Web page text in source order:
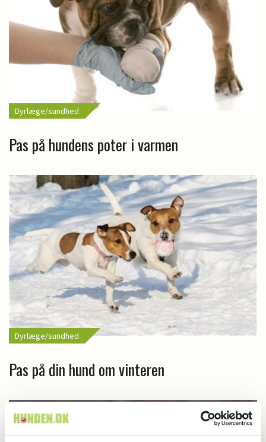
Dyrlæge/sundhed
Pas på hundens poter i varmen
Dyrlæge/sundhed
Pas på din hund om vinteren